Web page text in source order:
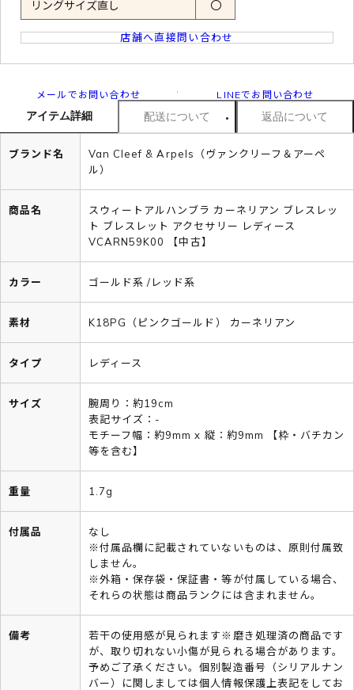
リングサイズ直し 〇
店舗へ直接問い合わせ
メールでお問い合わせ LINEでお問い合わせ
アイテム詳細 配送について 返品について
ブランド名
Van Cleef & Arpels（ヴァンクリーフ＆アーペ
ル）
商品名
スウィートアルハンブラ カーネリアン ブレスレッ
ト ブレスレット アクセサリー レディース
VCARN59K00 【中古】
カラー ゴールド系 /レッド系
素材 K18PG（ピンクゴールド） カーネリアン
タイプ レディース
サイズ
腕周り：約19cm
表記サイズ：-
モチーフ幅：約9mm x 縦：約9mm 【枠・バチカン
等を含む】
重量 1.7g
付属品
なし
※付属品欄に記載されていないものは、原則付属致
しません。
※外箱・保存袋・保証書・等が付属している場合、
それらの状態は商品ランクには含まれません。
備考
若干の使用感が見られます※磨き処理済の商品です
が、取り切れない小傷が見られる場合があります。
予めご了承ください。個別製造番号（シリアルナン
バー）に関しましては個人情報保護上表記をしてお